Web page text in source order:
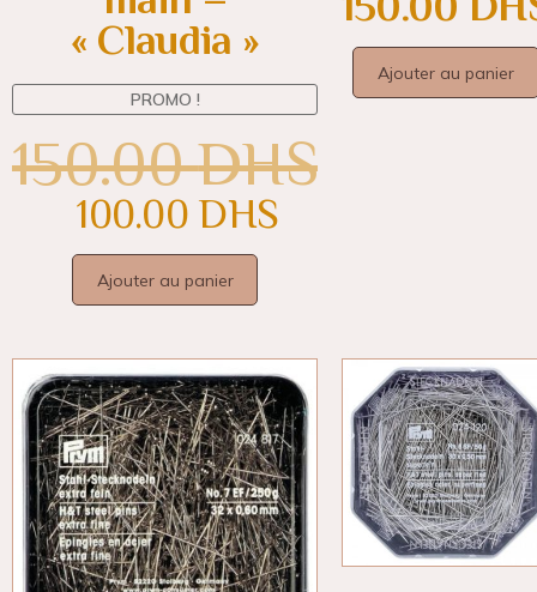
« Claudia »
PROMO !
150.00DHS
100.00 DHS
Ajouter au panier
Ajouter au panier